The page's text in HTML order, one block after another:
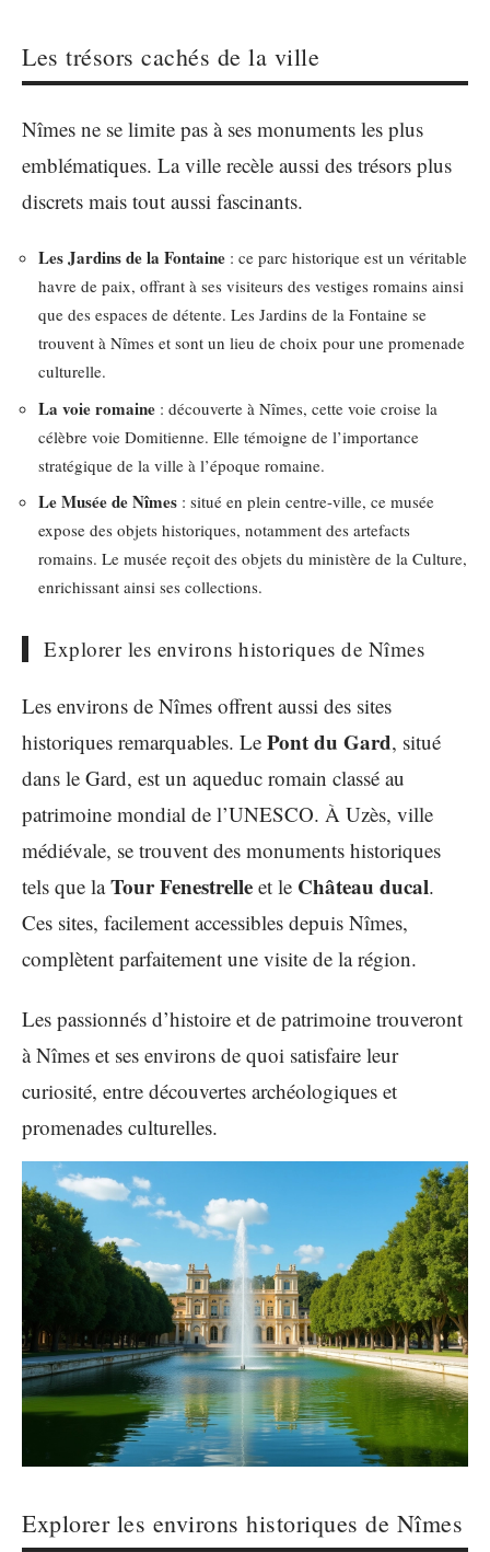
Les trésors cachés de la ville
Nîmes ne se limite pas à ses monuments les plus
emblématiques. La ville recèle aussi des trésors plus
discrets mais tout aussi fascinants.
Les Jardins de la Fontaine : ce parc historique est un véritable
havre de paix, offrant à ses visiteurs des vestiges romains ainsi
que des espaces de détente. Les Jardins de la Fontaine se
trouvent à Nîmes et sont un lieu de choix pour une promenade
culturelle.
La voie romaine : découverte à Nîmes, cette voie croise la
célèbre voie Domitienne. Elle témoigne de l’importance
stratégique de la ville à l’époque romaine.
Le Musée de Nîmes : situé en plein centre-ville, ce musée
expose des objets historiques, notamment des artefacts
romains. Le musée reçoit des objets du ministère de la Culture,
enrichissant ainsi ses collections.
Explorer les environs historiques de Nîmes
Les environs de Nîmes offrent aussi des sites
historiques remarquables. Le Pont du Gard, situé
dans le Gard, est un aqueduc romain classé au
patrimoine mondial de l’UNESCO. À Uzès, ville
médiévale, se trouvent des monuments historiques
tels que laTour Fenestrelle et le Château ducal.
Ces sites, facilement accessibles depuis Nîmes,
complètent parfaitement une visite de la région.
Les passionnés d’histoire et de patrimoine trouveront
à Nîmes et ses environs de quoi satisfaire leur
curiosité, entre découvertes archéologiques et
promenades culturelles.
Explorer les environs historiques de Nîmes